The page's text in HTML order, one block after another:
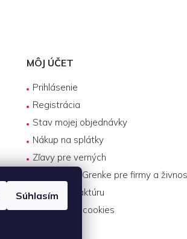
Súhlasím
MÔJ ÚČET
Prihlásenie
Registrácia
Stav mojej objednávky
Nákup na splátky
Zľavy pre verných
Biznis lízing Grenke pre firmy a
Platba na faktúru
Nastavenie cookies